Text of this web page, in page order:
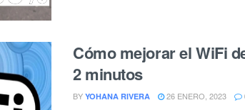
Cómo mejorar el WiFi
2 minutos
BY YOHANA RIVERA 26 ENERO, 2023